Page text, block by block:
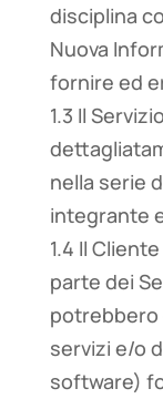
disciplina
Nuova
fornire ed
1.3 Il
nella serie
integrante
1.4 Il
parte dei
potrebbero
servizi e/o
software)